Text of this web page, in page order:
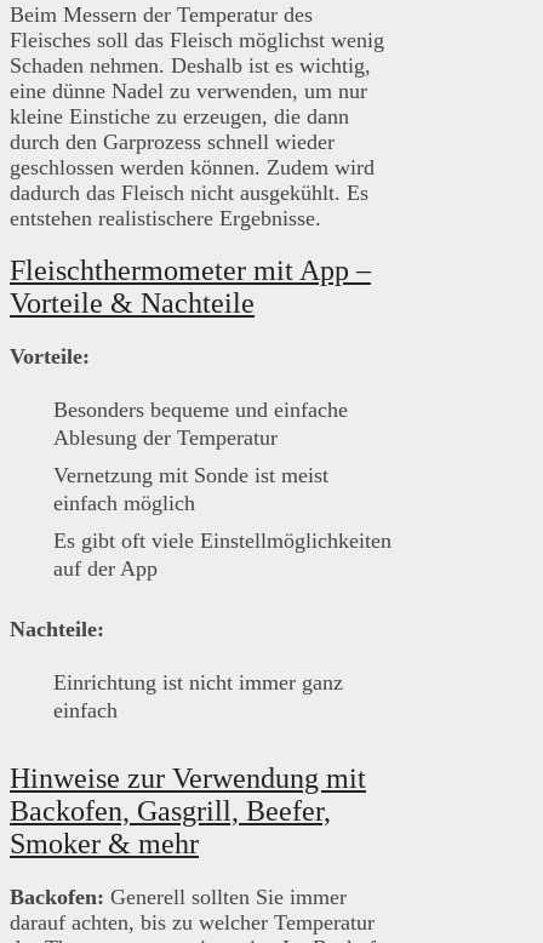
Beim Messern der Temperatur des
Fleisches soll das Fleisch möglichst wenig
Schaden nehmen. Deshalb ist es wichtig,
eine dünne Nadel zu verwenden, um nur
kleine Einstiche zu erzeugen, die dann
durch den Garprozess schnell wieder
geschlossen werden können. Zudem wird
dadurch das Fleisch nicht ausgekühlt. Es
entstehen realistischere Ergebnisse.
Fleischthermometer mit App –
Vorteile & Nachteile
Vorteile:
Besonders bequeme und einfache
Ablesung der Temperatur
Vernetzung mit Sonde ist meist
einfach möglich
Es gibt oft viele Einstellmöglichkeiten
auf der App
Nachteile:
Einrichtung ist nicht immer ganz
einfach
Hinweise zur Verwendung mit
Backofen, Gasgrill, Beefer,
Smoker & mehr
Backofen: Generell sollten Sie immer
darauf achten, bis zu welcher Temperatur